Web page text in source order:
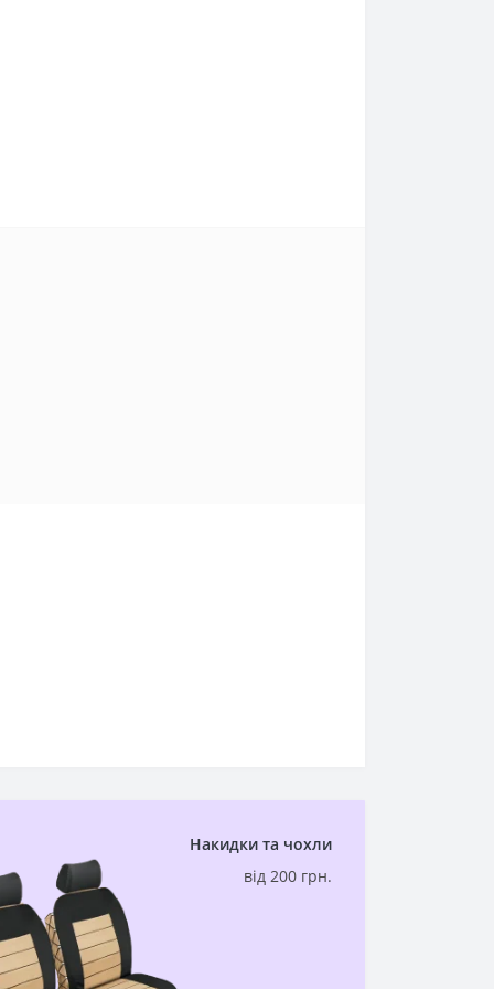
Накидки та чохли
від 200 грн.